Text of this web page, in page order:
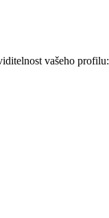
vašeho profilu: